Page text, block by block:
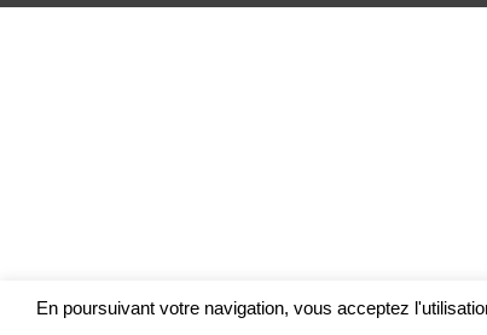
En poursuivant votre navigation, vous acceptez